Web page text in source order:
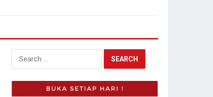
Search
for: